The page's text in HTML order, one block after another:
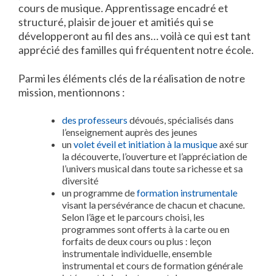
cours de musique. Apprentissage encadré et
structuré, plaisir de jouer et amitiés qui se
développeront au fil des ans… voilà ce qui est tant
apprécié des familles qui fréquentent notre école.
Parmi les éléments clés de la réalisation de notre
mission, mentionnons :
des professeurs dévoués, spécialisés dans
l’enseignement auprès des jeunes
unvolet éveil et initiation à la musiqueaxé sur
la découverte, l’ouverture et l’appréciation de
l’univers musical dans toute sa richesse et sa
diversité
un programme deformation instrumentale
visant la persévérance de chacun et chacune.
Selon l’âge et le parcours choisi, les
programmes sont offerts à la carte ou en
forfaits de deux cours ou plus : leçon
instrumentale individuelle, ensemble
instrumental et cours de formation générale